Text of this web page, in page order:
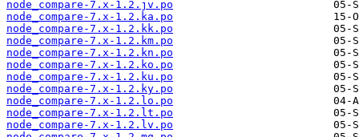
node_compare-7.x-1.2.jv.po
node_compare-7.x-1.2.ka.po
node_compare-7.x-1.2.kk.po
node_compare-7.x-1.2.km.po
node_compare-7.x-1.2.kn.po
node_compare-7.x-1.2.ko.po
node_compare-7.x-1.2.ku.po
node_compare-7.x-1.2.ky.po
node_compare-7.x-1.2.lo.po
node_compare-7.x-1.2.lt.po
node_compare-7.x-1.2.lv.po